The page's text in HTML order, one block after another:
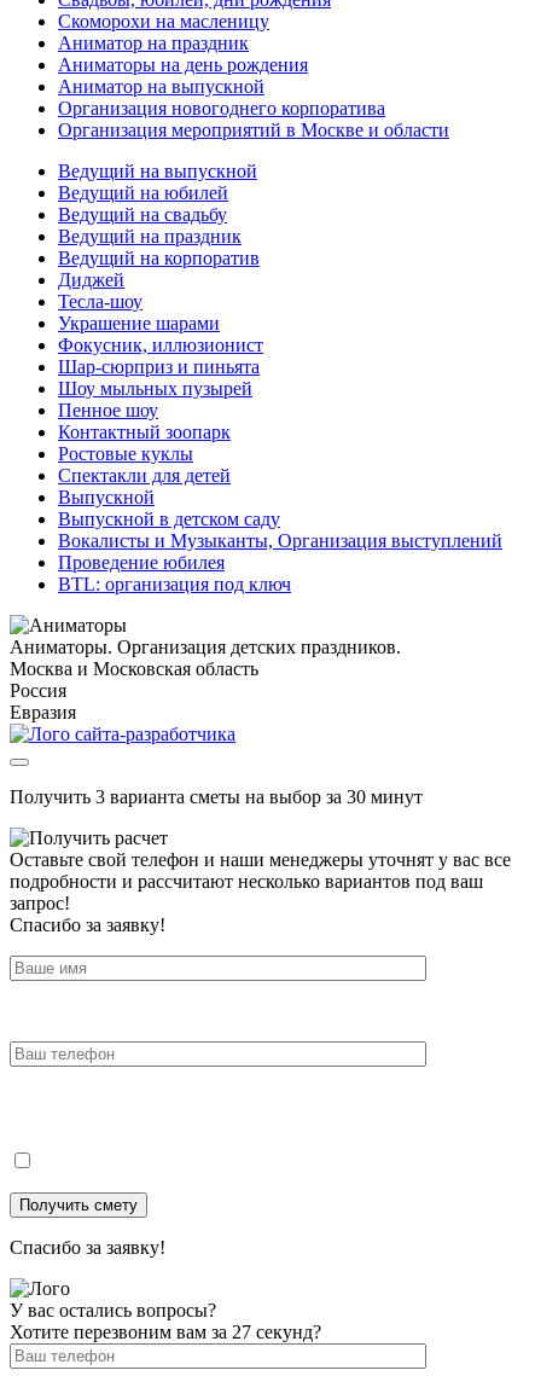
Скоморохи на масленицу
Аниматор на праздник
Аниматоры на день рождения
Аниматор на выпускной
Организация новогоднего корпоратива
Организация мероприятий в Москве и области
Ведущий на выпускной
Ведущий на юбилей
Ведущий на свадьбу
Ведущий на праздник
Ведущий на корпоратив
Диджей
Тесла-шоу
Украшение шарами
Фокусник, иллюзионист
Шар-сюрприз и пиньята
Шоу мыльных пузырей
Пенное шоу
Контактный зоопарк
Ростовые куклы
Спектакли для детей
Выпускной
Выпускной в детском саду
Вокалисты и Музыканты, Организация выступлений
Проведение юбилея
BTL: организация под ключ
Аниматоры. Организация детских праздников.
Москва и Московская область
Россия
Евразия
Получить 3 варианта сметы на выбор за 30 минут
Оставьте свой телефон и наши менеджеры уточнят у вас все
подробности и рассчитают несколько вариантов под ваш
запрос!
Спасибо за заявку!
Спасибо за заявку!
У вас остались вопросы?
Хотите перезвоним вам за 27 секунд?